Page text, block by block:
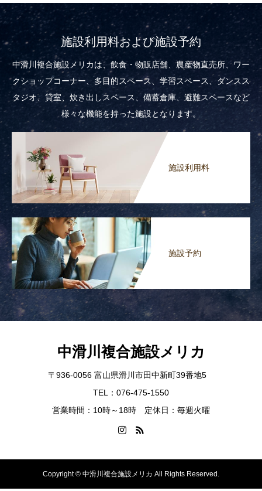
施設利用料および施設予約
中滑川複合施設メリカは、飲食・物販店舗、農産物直売所、ワー
クショップコーナー、多目的スペース、学習スペース、ダンスス
タジオ、貸室、炊き出しスペース、備蓄倉庫、避難スペースなど
様々な機能を持った施設となります。
施設利用料
施設予約
中滑川複合施設メリカ
〒936-0056 富山県滑川市田中新町39番地5
TEL：076-475-1550
営業時間：10時～18時 定休日：毎週火曜
Copyright © 中滑川複合施設メリカ All Rights Reserved.